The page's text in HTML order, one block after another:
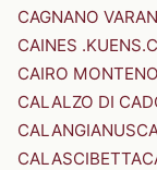
CAGNANO
CAINES .KUENS.
CAIRO
CALALZO DI
CALANGIANUS
CALASCIBETTA